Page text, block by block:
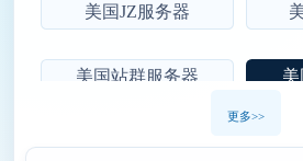
美国JZ服务器
美国站群服务器
更多>>